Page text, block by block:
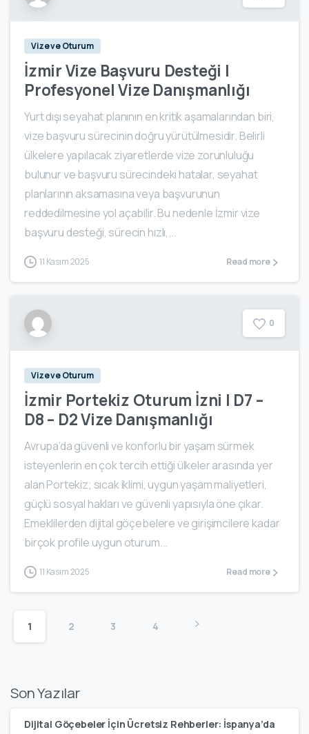
Vize ve Oturum
İzmir Vize Başvuru Desteği |
Profesyonel Vize Danışmanlığı
Yurt dışı seyahat planının en kritik aşamalarından biri,
vize başvuru sürecinin doğru yürütülmesidir. Belirli
ülkelere yapılacak ziyaretlerde vize zorunluluğu
bulunur ve başvuru sürecindeki hatalar, seyahat
planlarının aksamasına veya başvurunun
reddedilmesine yol açabilir. Bu nedenle İzmir vize
başvuru desteği, sürecin hızlı,...
11 Kasım 2025 Read more
0
Vize ve Oturum
İzmir Portekiz Oturum İzni | D7 –
D8 – D2 Vize Danışmanlığı
Avrupa’da güvenli ve konforlu bir yaşam sürmek
isteyenlerin en çok tercih ettiği ülkeler arasında yer
alan Portekiz; sıcak iklimi, uygun yaşam maliyetleri,
güçlü sosyal hakları ve güvenli yapısıyla öne çıkar.
Emeklilerden dijital göçebelere ve girişimcilere kadar
birçok profile uygun oturum...
11 Kasım 2025 Read more
1 2 3 4
Son Yazılar
Dijital Göçebeler İçin Ücretsiz Rehberler: İspanya’da